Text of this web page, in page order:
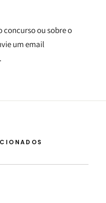
concurso ou sobre o
um email
.